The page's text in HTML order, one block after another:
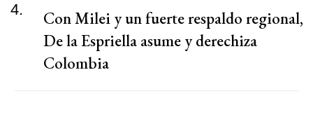
4.
Con Milei y un fuerte respaldo regional,
De la Espriella asume y derechiza
Colombia